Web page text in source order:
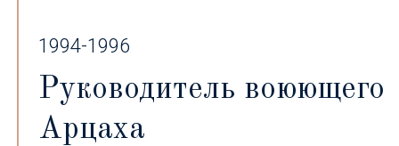
1994-1996
Руководитель воюющего
Арцаха